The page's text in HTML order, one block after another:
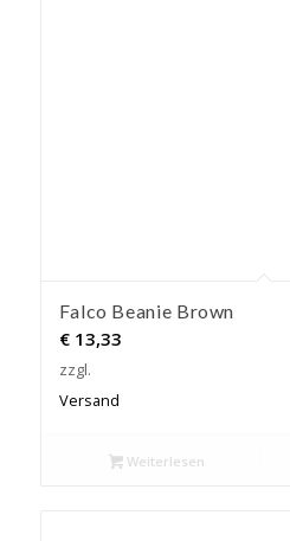
Falco Beanie Brown
€13,33
zzgl.
Versand
Weiterlesen